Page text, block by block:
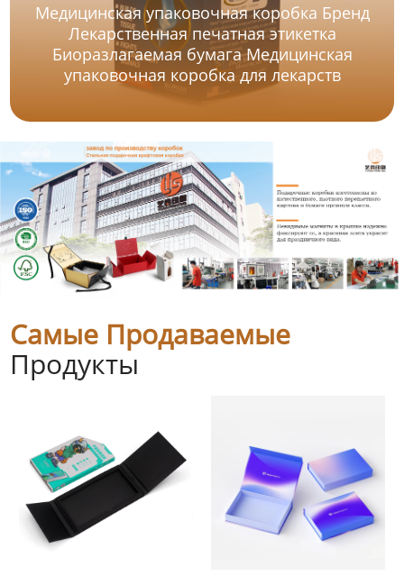
Медицинская упаковочная коробка Бренд
Лекарственная печатная этикетка
Биоразлагаемая бумага Медицинская
упаковочная коробка для лекарств
Самые Продаваемые
Продукты